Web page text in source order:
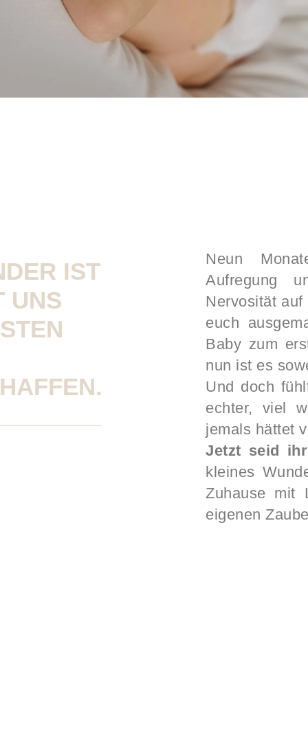
IST
UNS
Neun
Aufregung
Nervosität
euch
Baby zum
nun ist es
Und doch
echter, viel
jemals hättet
Jetzt seid
kleines
Zuhause mit
eigenen